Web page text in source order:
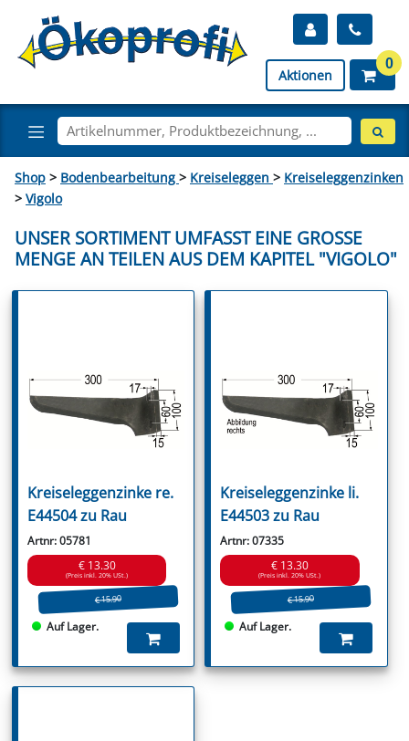
Aktionen
0
Shop > Bodenbearbeitung > Kreiseleggen > Kreiseleggenzinken
> Vigolo
UNSER SORTIMENT UMFASST EINE GROSSE M
ENGE AN TEILEN AUS DEM KAPITEL "VIGOLO"
Kreiseleggenzinke re.
E44504 zu Rau
Artnr: 05781
€ 13.30
(Preis inkl. 20% USt.)
€ 15.90
Auf Lager.
Kreiseleggenzinke li.
E44503 zu Rau
Artnr: 07335
€ 13.30
(Preis inkl. 20% USt.)
€ 15.90
Auf Lager.